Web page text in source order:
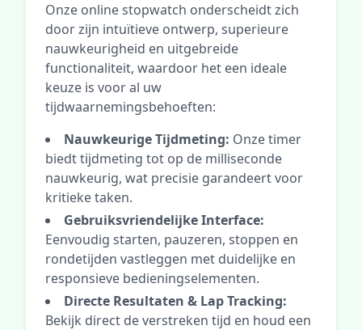
Onze online stopwatch onderscheidt zich
door zijn intuïtieve ontwerp, superieure
nauwkeurigheid en uitgebreide
functionaliteit, waardoor het een ideale
keuze is voor al uw
tijdwaarnemingsbehoeften:
Nauwkeurige Tijdmeting: Onze timer
biedt tijdmeting tot op de milliseconde
nauwkeurig, wat precisie garandeert voor
kritieke taken.
Gebruiksvriendelijke Interface:
Eenvoudig starten, pauzeren, stoppen en
rondetijden vastleggen met duidelijke en
responsieve bedieningselementen.
Directe Resultaten & Lap Tracking:
Bekijk direct de verstreken tijd en houd een